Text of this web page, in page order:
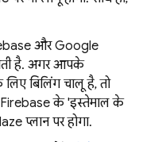
औरGoogle
है. अगर आपके
लिए बिलिंग चालू है, तो
के 'इस्तेमाल के
प्लान पर होगा.